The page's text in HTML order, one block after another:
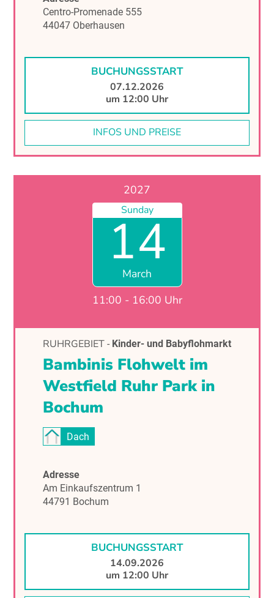
Centro-Promenade 555
44047 Oberhausen
BUCHUNGSSTART
07.12.2026
um 12:00 Uhr
INFOS UND PREISE
2027
Sunday
14
March
11:00 - 16:00 Uhr
RUHRGEBIET - Kinder- und Babyflohmarkt
Bambinis Flohwelt im
Westfield Ruhr Park in
Bochum
Dach
Adresse
Am Einkaufszentrum 1
44791 Bochum
BUCHUNGSSTART
14.09.2026
um 12:00 Uhr
Alles akzeptieren